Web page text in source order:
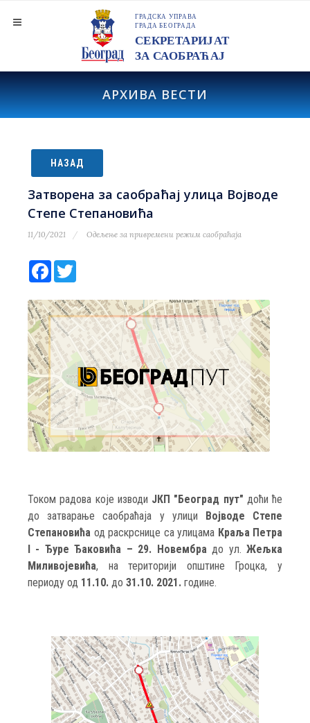
АРХИВА ВЕСТИ
НАЗАД
Затворена за саобраћај улица Војводе
Степе Степановића
11/10/2021 Одељење за привремени режим саобраћаја
Facebook
Током радова које изводи ЈКП "Београд пут" доћи ће
до затварање саобраћаја у улици Војводе Степе
Степановића од раскрснице са улицама Краља Петра
I - Ђуре Ђаковића – 29. Новембрадо ул.Жељка
Миливојевића, на територији општине Гроцка, у
периоду од 11.10. до 31.10. 2021. године.